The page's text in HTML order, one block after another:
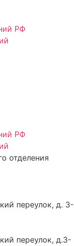
РФ
РФ
отделения
переулок, д. 3-
переулок, д.3-